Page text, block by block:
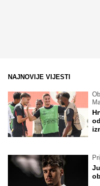
NAJNOVIJE VIJESTI